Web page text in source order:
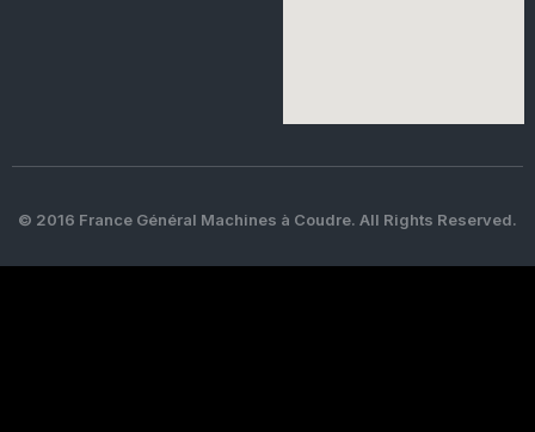
© 2016 France Général Machines à Coudre. All Rights Reserved.